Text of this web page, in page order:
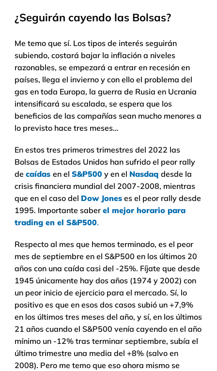
¿Seguirán cayendo las Bolsas?
Me temo que sí. Los tipos de interés seguirán
subiendo, costará bajar la inflación a niveles
razonables, se empezará a entrar en recesión en
países, llega el invierno y con ello el problema del
gas en toda Europa, la guerra de Rusia en Ucrania
intensificará su escalada, se espera que los
beneficios de las compañías sean mucho menores a
lo previsto hace tres meses…
En estos tres primeros trimestres del 2022 las
Bolsas de Estados Unidos han sufrido el peor rally
de caídas en el S&P500 y en el Nasdaq desde la
crisis financiera mundial del 2007-2008, mientras
que en el caso del Dow Jones es el peor rally desde
1995. Importante saber el mejor horario para
trading en el S&P500.
Respecto al mes que hemos terminado, es el peor
mes de septiembre en el S&P500 en los últimos 20
años con una caída casi del -25%. Fíjate que desde
1945 únicamente hay dos años (1974 y 2002) con
un peor inicio de ejercicio para el mercado. Sí, lo
positivo es que en esos dos casos subió un +7,9%
en los últimos tres meses del año, y sí, en los últimos
21 años cuando el S&P500 venía cayendo en el año
mínimo un -12% tras terminar septiembre, subía el
último trimestre una media del +8% (salvo en
2008). Pero me temo que eso ahora mismo se